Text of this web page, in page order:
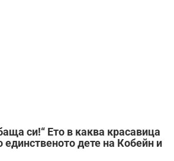
си!“ Ето в каква красавица
единственото дете на Кобейн и